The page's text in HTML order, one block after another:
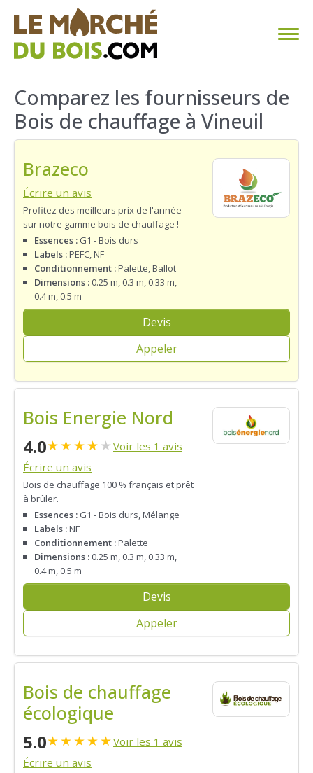
CHAUFFAGE AU BOIS
FAQ
TROUVER SON FOURNISSEUR
BLOG
ESPACE PRO
Comparez les fournisseurs de
Bois de chauffage à Vineuil
Brazeco
Écrire un avis
Profitez des meilleurs prix de l'année
sur notre gamme bois de chauffage !
Essences : G1 - Bois durs
Labels :PEFC, NF
Conditionnement :Palette, Ballot
Dimensions : 0.25 m, 0.3 m, 0.33 m,
0.4 m, 0.5 m
Devis
Appeler
Bois Energie Nord
4.0★★★★★ Voir les 1 avis
Écrire un avis
Bois de chauffage 100 % français et prêt
à brûler.
Essences : G1 - Bois durs, Mélange
Labels :NF
Conditionnement :Palette
Dimensions : 0.25 m, 0.3 m, 0.33 m,
0.4 m, 0.5 m
Devis
Appeler
Bois de chauffage
écologique
5.0★★★★★Voir les 1 avis
Écrire un avis